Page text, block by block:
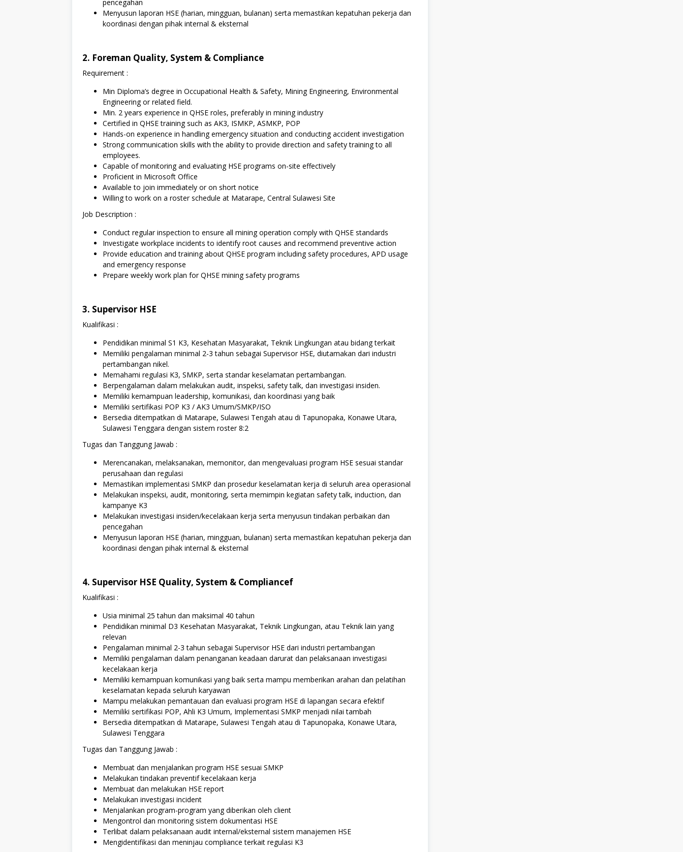
pencegahan
Menyusun laporan HSE (harian, mingguan, bulanan) serta memastikan kepatuhan pekerja dan
koordinasi dengan pihak internal & eksternal
2. Foreman Quality, System & Compliance
Requirement :
Min Diploma’s degree in Occupational Health & Safety, Mining Engineering, Environmental
Engineering or related field.
Min. 2 years experience in QHSE roles, preferably in mining industry
Certified in QHSE training such as AK3, ISMKP, ASMKP, POP
Hands-on experience in handling emergency situation and conducting accident investigation
Strong communication skills with the ability to provide direction and safety training to all
employees.
Capable of monitoring and evaluating HSE programs on-site effectively
Proficient in Microsoft Office
Available to join immediately or on short notice
Willing to work on a roster schedule at Matarape, Central Sulawesi Site
Job Description :
Conduct regular inspection to ensure all mining operation comply with QHSE standards
Investigate workplace incidents to identify root causes and recommend preventive action
Provide education and training about QHSE program including safety procedures, APD usage
and emergency response
Prepare weekly work plan for QHSE mining safety programs
3. Supervisor HSE
Kualifikasi :
Pendidikan minimal S1 K3, Kesehatan Masyarakat, Teknik Lingkungan atau bidang terkait
Memiliki pengalaman minimal 2-3 tahun sebagai Supervisor HSE, diutamakan dari industri
pertambangan nikel.
Memahami regulasi K3, SMKP, serta standar keselamatan pertambangan.
Berpengalaman dalam melakukan audit, inspeksi, safety talk, dan investigasi insiden.
Memiliki kemampuan leadership, komunikasi, dan koordinasi yang baik
Memiliki sertifikasi POP K3 / AK3 Umum/SMKP/ISO
Bersedia ditempatkan di Matarape, Sulawesi Tengah atau di Tapunopaka, Konawe Utara,
Sulawesi Tenggara dengan sistem roster 8:2
Tugas dan Tanggung Jawab :
Merencanakan, melaksanakan, memonitor, dan mengevaluasi program HSE sesuai standar
perusahaan dan regulasi
Memastikan implementasi SMKP dan prosedur keselamatan kerja di seluruh area operasional
Melakukan inspeksi, audit, monitoring, serta memimpin kegiatan safety talk, induction, dan
kampanye K3
Melakukan investigasi insiden/kecelakaan kerja serta menyusun tindakan perbaikan dan
pencegahan
Menyusun laporan HSE (harian, mingguan, bulanan) serta memastikan kepatuhan pekerja dan
koordinasi dengan pihak internal & eksternal
4. Supervisor HSE Quality, System & Compliancef
Kualifikasi :
Usia minimal 25 tahun dan maksimal 40 tahun
Pendidikan minimal D3 Kesehatan Masyarakat, Teknik Lingkungan, atau Teknik lain yang
relevan
Pengalaman minimal 2-3 tahun sebagai Supervisor HSE dari industri pertambangan
Memiliki pengalaman dalam penanganan keadaan darurat dan pelaksanaan investigasi
kecelakaan kerja
Memiliki kemampuan komunikasi yang baik serta mampu memberikan arahan dan pelatihan
keselamatan kepada seluruh karyawan
Mampu melakukan pemantauan dan evaluasi program HSE di lapangan secara efektif
Memiliki sertifikasi POP, Ahli K3 Umum, Implementasi SMKP menjadi nilai tambah
Bersedia ditempatkan di Matarape, Sulawesi Tengah atau di Tapunopaka, Konawe Utara,
Sulawesi Tenggara
Tugas dan Tanggung Jawab :
Membuat dan menjalankan program HSE sesuai SMKP
Melakukan tindakan preventif kecelakaan kerja
Membuat dan melakukan HSE report
Melakukan investigasi incident
Menjalankan program-program yang diberikan oleh client
Mengontrol dan monitoring sistem dokumentasi HSE
Terlibat dalam pelaksanaan audit internal/eksternal sistem manajemen HSE
Mengidentifikasi dan meninjau compliance terkait regulasi K3